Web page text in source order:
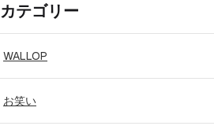
カテゴリー
WALLOP
お笑い